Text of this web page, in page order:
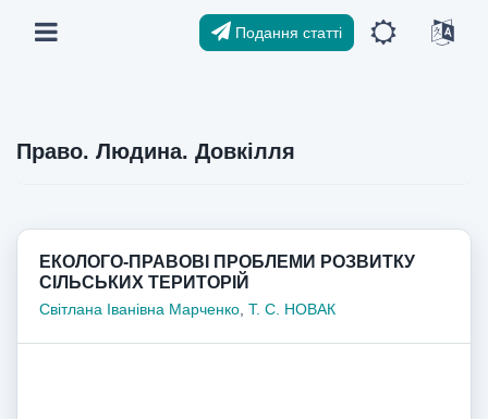
Подання статті
Право. Людина. Довкілля
ЕКОЛОГО-ПРАВОВІ ПРОБЛЕМИ РОЗВИТКУ
СІЛЬСЬКИХ ТЕРИТОРІЙ
Світлана Іванівна Марченко Т. С. НОВАК